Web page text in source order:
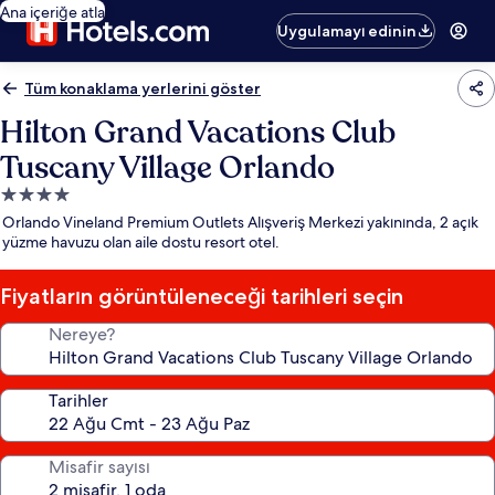
Ana içeriğe atla
Uygulamayı edinin
Tüm konaklama yerlerini göster
Hilton Grand Vacations Club
Tuscany Village Orlando
4.0
yıldızlı
konaklama
yeri
Orlando Vineland Premium Outlets Alışveriş Merkezi yakınında, 2 açık
yüzme havuzu olan aile dostu resort otel.
Fiyatların görüntüleneceği tarihleri seçin
Nereye?
Tarihler
Misafir sayısı